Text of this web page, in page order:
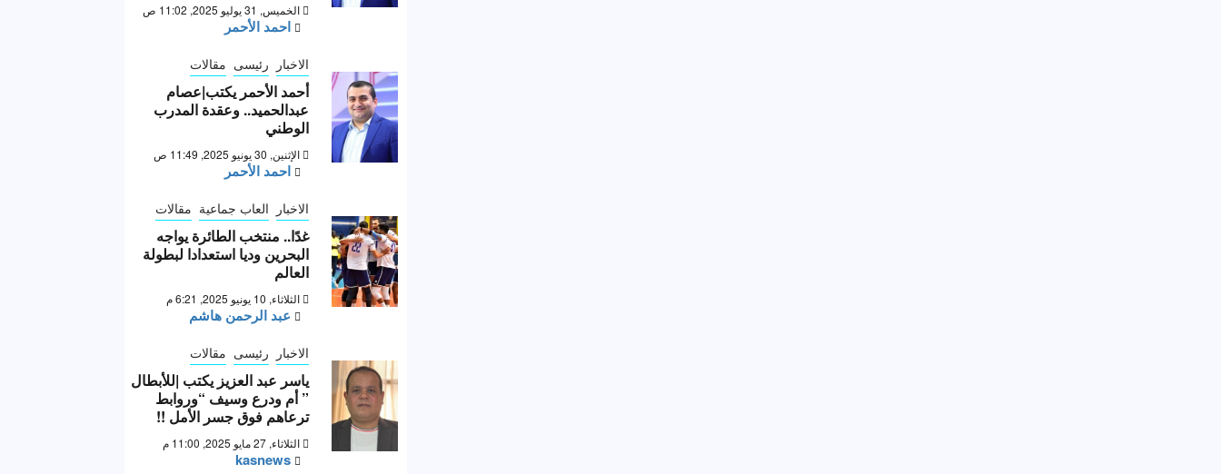
الخميس, 31 يوليو 2025, 11:02 ص
احمد الأحمر
الاخبار رئيسى مقالات
أحمد الأحمر يكتب|عصام
عبدالحميد.. وعقدة المدرب
الوطني
الإثنين, 30 يونيو 2025, 11:49 ص
احمد الأحمر
الاخبار العاب جماعية مقالات
غدًا.. منتخب الطائرة يواجه
البحرين وديا استعدادا لبطولة
العالم
الثلاثاء, 10 يونيو 2025, 6:21 م
عبد الرحمن هاشم
الاخبار رئيسى مقالات
ياسر عبد العزيز يكتب |للأبطال
” أم ودرع وسيف “وروابط
ترعاهم فوق جسر الأمل !!
الثلاثاء, 27 مايو 2025, 11:00 م
kasnews